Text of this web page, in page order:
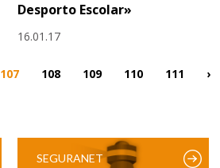
Desporto Escolar»
16.01.17
107 108 109 110 111 ›
SEGURANET